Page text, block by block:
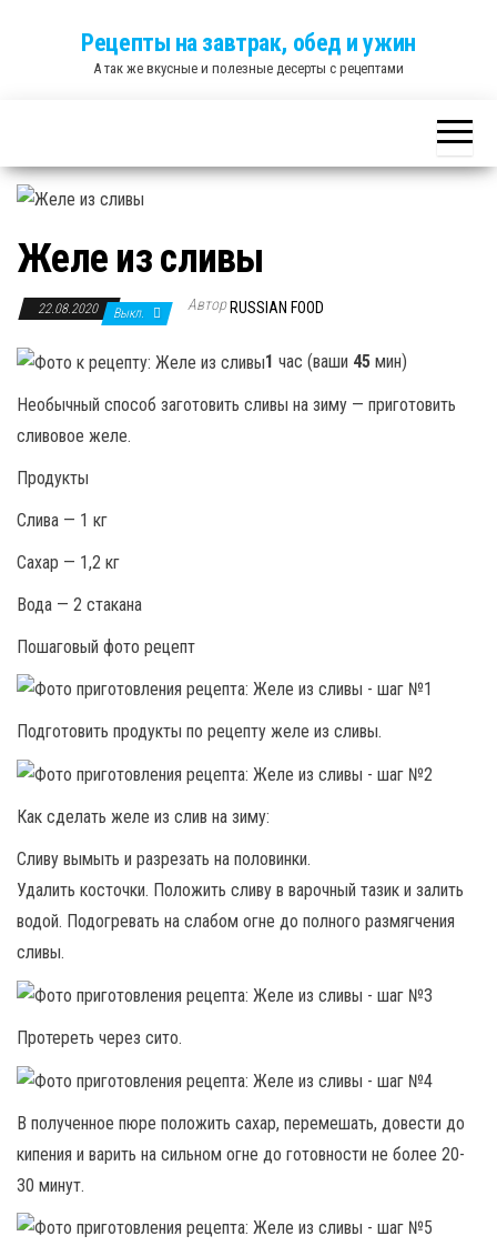
Рецепты на завтрак, обед и ужин
А так же вкусные и полезные десерты с рецептами
Желе из сливы
22.08.2020 Выкл. Автор RUSSIAN FOOD
1 час (ваши 45 мин)
Необычный способ заготовить сливы на зиму — приготовить
сливовое желе.
Продукты
Слива — 1 кг
Сахар — 1,2 кг
Вода — 2 стакана
Пошаговый фото рецепт
Подготовить продукты по рецепту желе из сливы.
Как сделать желе из слив на зиму:
Сливу вымыть и разрезать на половинки.
Удалить косточки. Положить сливу в варочный тазик и залить
водой. Подогревать на слабом огне до полного размягчения
сливы.
Протереть через сито.
В полученное пюре положить сахар, перемешать, довести до
кипения и варить на сильном огне до готовности не более 20-
30 минут.